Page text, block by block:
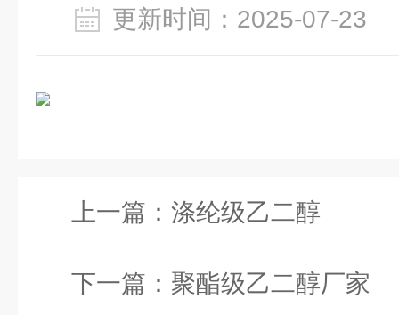
更新时间：2025-07-
上一篇： 涤纶级乙二醇
下一篇： 聚酯级乙二醇厂家